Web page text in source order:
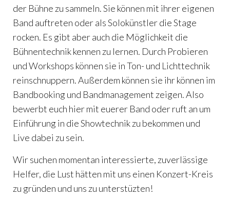
der Bühne zu sammeln. Sie können mit ihrer eigenen
Band auftreten oder als Solokünstler die Stage
rocken. Es gibt aber auch die Möglichkeit die
Bühnentechnik kennen zu lernen. Durch Probieren
und Workshops können sie in Ton- und Lichttechnik
reinschnuppern. Außerdem können sie ihr können im
Bandbooking und Bandmanagement zeigen. Also
bewerbt euch hier mit euerer Band oder ruft an um
Einführung in die Showtechnik zu bekommen und
Live dabei zu sein.
Wir suchen momentan interessierte, zuverlässige
Helfer, die Lust hätten mit uns einen Konzert-Kreis
zu gründen und uns zu unterstüzten!